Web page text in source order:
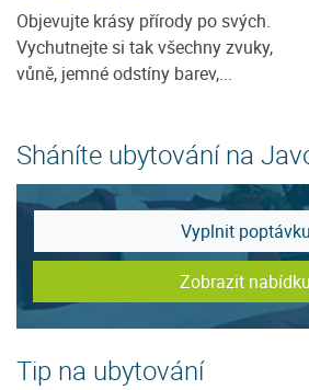
Objevujte krásy přírody po svých.
Vychutnejte si tak všechny zvuky,
vůně, jemné odstíny barev,...
Sháníte ubytování na
Vyplnit poptávku
Zobrazit nabídku
Tip na ubytování